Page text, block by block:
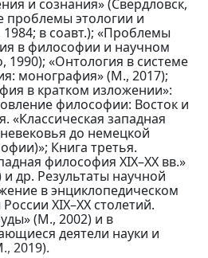
и сознания» (Свердловск,
проблемы этологии и
в соавт.); «Проблемы
в философии и научном
1990); «Онтология в системе
монография» (М., 2017);
в кратком изложении»:
философии: Восток и
«Классическая западная
до немецкой
Книга третья.
философия XIX–XX вв.»
и др. Результаты научной
в энциклопедическом
XIX–XX столетий.
(М., 2002) и в
деятели науки и
2019).